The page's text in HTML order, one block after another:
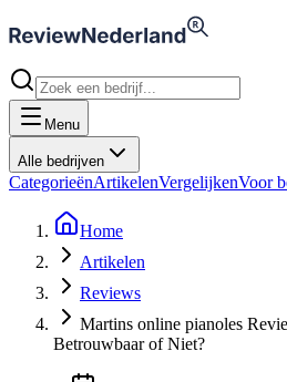
Menu
Alle bedrijven
CategorieënArtikelenVergelijkenVoor
Home
Artikelen
Reviews
Martins online pianoles
Betrouwbaar of Niet?